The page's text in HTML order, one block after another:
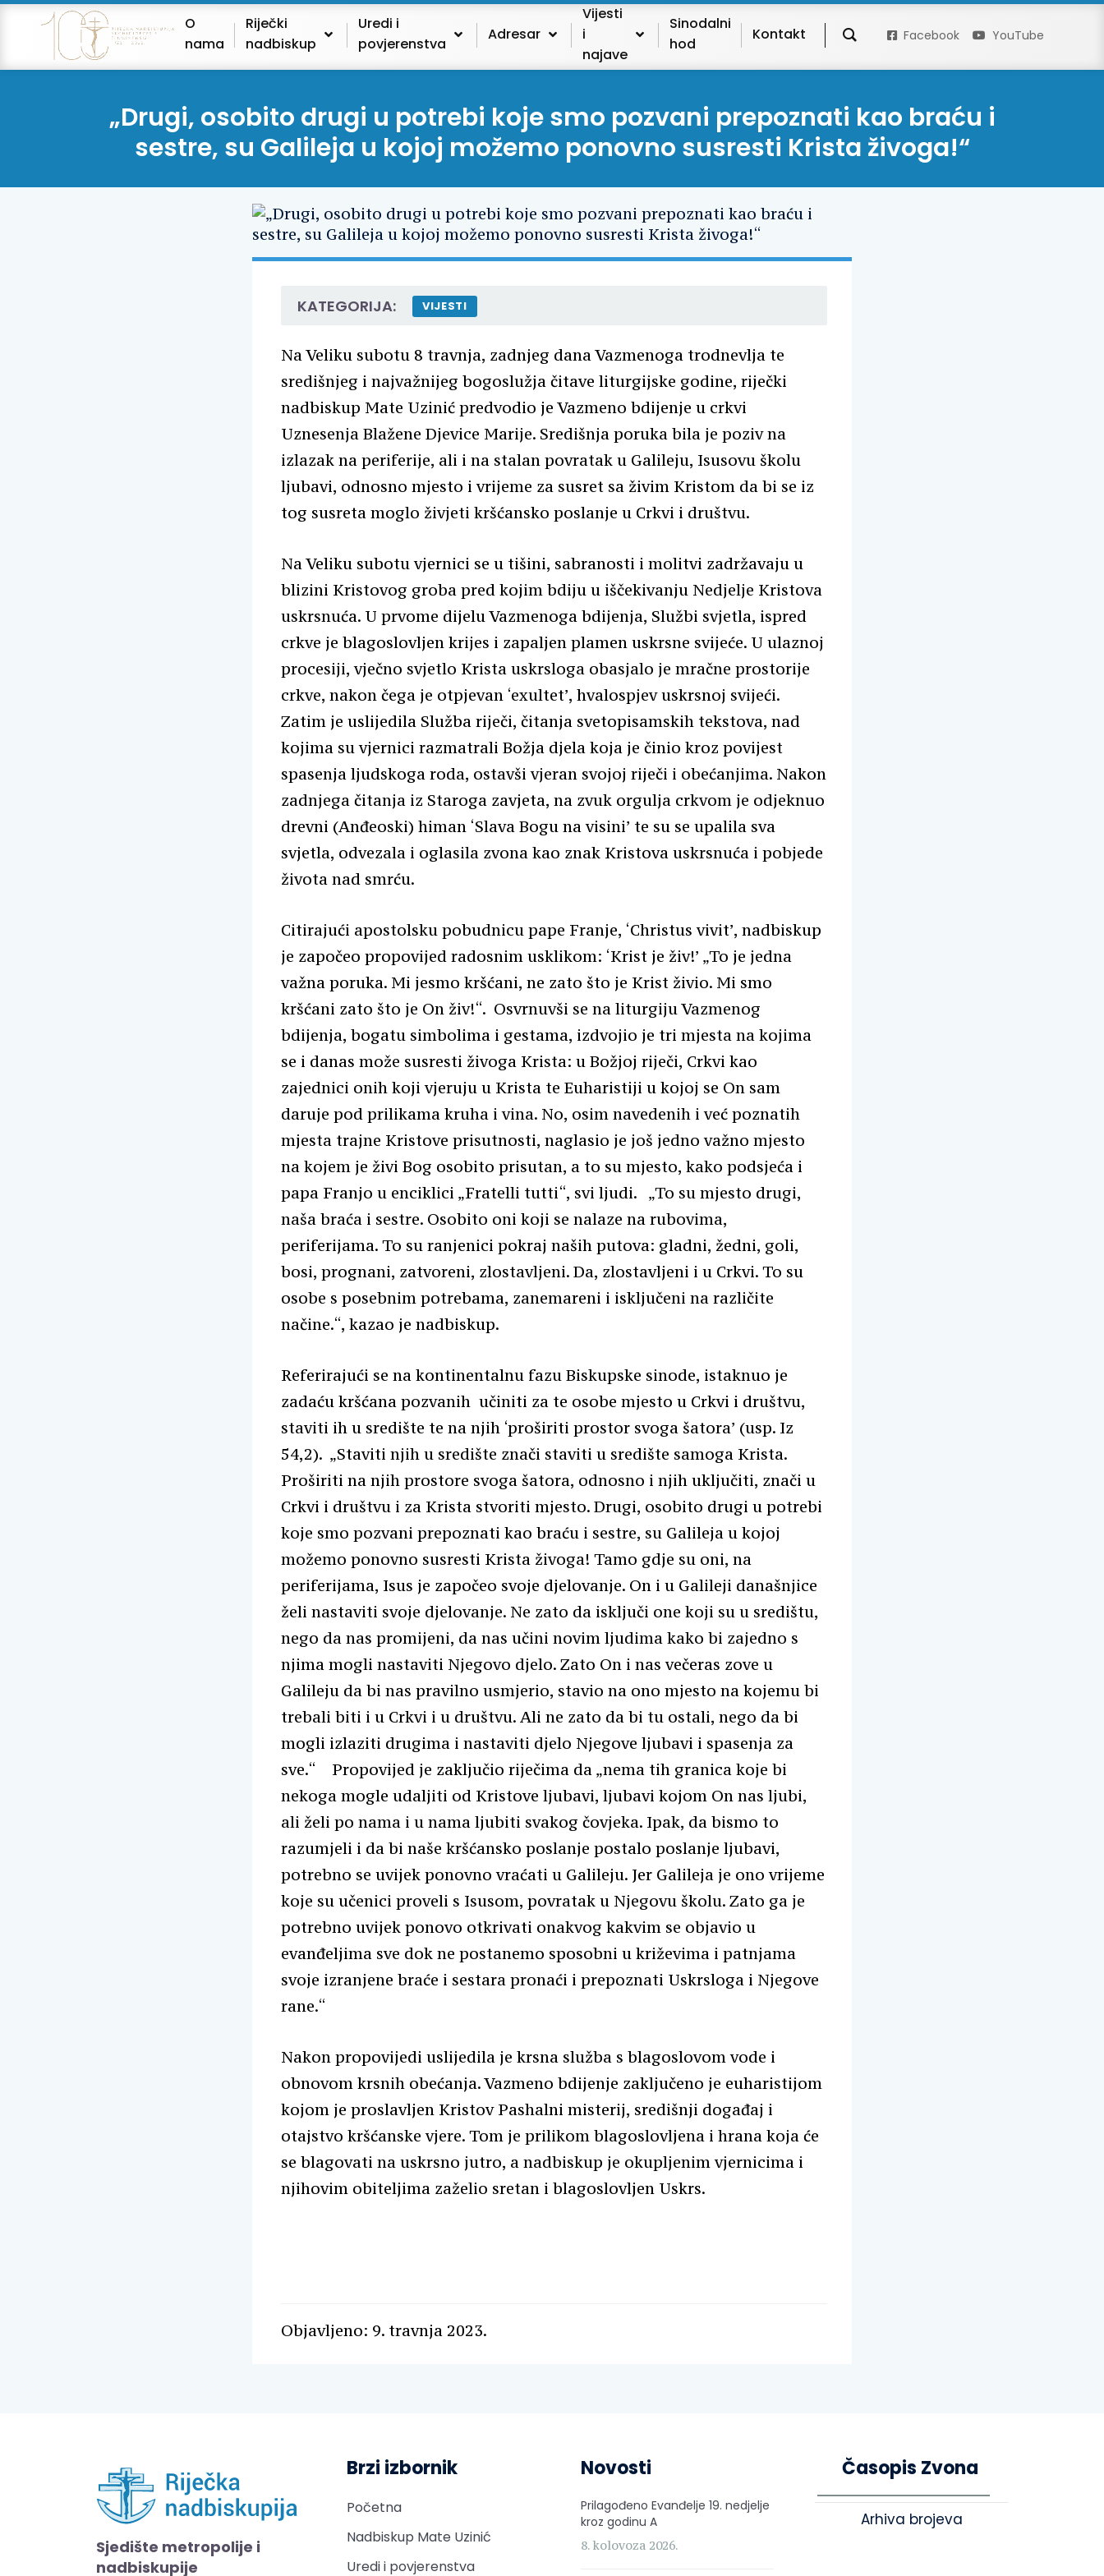
O
nama
Riječki
nadbiskup
Uredi i
povjerenstva
Adresar
Vijesti
i
najave
Sinodalni
hod
Kontakt Facebook YouTube
„Drugi, osobito drugi u potrebi koje smo pozvani prepoznati kao braću i
sestre, su Galileja u kojoj možemo ponovno susresti Krista živoga!“
KATEGORIJA: VIJESTI
Na Veliku subotu 8 travnja, zadnjeg dana Vazmenoga trodnevlja te
središnjeg i najvažnijeg bogoslužja čitave liturgijske godine, riječki
nadbiskup Mate Uzinić predvodio je Vazmeno bdijenje u crkvi
Uznesenja Blažene Djevice Marije. Središnja poruka bila je poziv na
izlazak na periferije, ali i na stalan povratak u Galileju, Isusovu školu
ljubavi, odnosno mjesto i vrijeme za susret sa živim Kristom da bi se iz
tog susreta moglo živjeti kršćansko poslanje u Crkvi i društvu.
Na Veliku subotu vjernici se u tišini, sabranosti i molitvi zadržavaju u
blizini Kristovog groba pred kojim bdiju u iščekivanju Nedjelje Kristova
uskrsnuća. U prvome dijelu Vazmenoga bdijenja, Službi svjetla, ispred
crkve je blagoslovljen krijes i zapaljen plamen uskrsne svijeće. U ulaznoj
procesiji, vječno svjetlo Krista uskrsloga obasjalo je mračne prostorije
crkve, nakon čega je otpjevan ‘exultet’, hvalospjev uskrsnoj svijeći.
Zatim je uslijedila Služba riječi, čitanja svetopisamskih tekstova, nad
kojima su vjernici razmatrali Božja djela koja je činio kroz povijest
spasenja ljudskoga roda, ostavši vjeran svojoj riječi i obećanjima. Nakon
zadnjega čitanja iz Staroga zavjeta, na zvuk orgulja crkvom je odjeknuo
drevni (Anđeoski) himan ‘Slava Bogu na visini’ te su se upalila sva
svjetla, odvezala i oglasila zvona kao znak Kristova uskrsnuća i pobjede
života nad smrću.
Citirajući apostolsku pobudnicu pape Franje, ‘Christus vivit’, nadbiskup
je započeo propovijed radosnim usklikom: ‘Krist je živ!’ „To je jedna
važna poruka. Mi jesmo kršćani, ne zato što je Krist živio. Mi smo
kršćani zato što je On živ!“. Osvrnuvši se na liturgiju Vazmenog
bdijenja, bogatu simbolima i gestama, izdvojio je tri mjesta na kojima
se i danas može susresti živoga Krista: u Božjoj riječi, Crkvi kao
zajednici onih koji vjeruju u Krista te Euharistiji u kojoj se On sam
daruje pod prilikama kruha i vina. No, osim navedenih i već poznatih
mjesta trajne Kristove prisutnosti, naglasio je još jedno važno mjesto
na kojem je živi Bog osobito prisutan, a to su mjesto, kako podsjeća i
papa Franjo u enciklici „Fratelli tutti“, svi ljudi. „To su mjesto drugi,
naša braća i sestre. Osobito oni koji se nalaze na rubovima,
periferijama. To su ranjenici pokraj naših putova: gladni, žedni, goli,
bosi, prognani, zatvoreni, zlostavljeni. Da, zlostavljeni i u Crkvi. To su
osobe s posebnim potrebama, zanemareni i isključeni na različite
načine.“, kazao je nadbiskup.
Referirajući se na kontinentalnu fazu Biskupske sinode, istaknuo je
zadaću kršćana pozvanih učiniti za te osobe mjesto u Crkvi i društvu,
staviti ih u središte te na njih ‘proširiti prostor svoga šatora’ (usp. Iz
54,2). „Staviti njih u središte znači staviti u središte samoga Krista.
Proširiti na njih prostore svoga šatora, odnosno i njih uključiti, znači u
Crkvi i društvu i za Krista stvoriti mjesto. Drugi, osobito drugi u potrebi
koje smo pozvani prepoznati kao braću i sestre, su Galileja u kojoj
možemo ponovno susresti Krista živoga! Tamo gdje su oni, na
periferijama, Isus je započeo svoje djelovanje. On i u Galileji današnjice
želi nastaviti svoje djelovanje. Ne zato da isključi one koji su u središtu,
nego da nas promijeni, da nas učini novim ljudima kako bi zajedno s
njima mogli nastaviti Njegovo djelo. Zato On i nas večeras zove u
Galileju da bi nas pravilno usmjerio, stavio na ono mjesto na kojemu bi
trebali biti i u Crkvi i u društvu. Ali ne zato da bi tu ostali, nego da bi
mogli izlaziti drugima i nastaviti djelo Njegove ljubavi i spasenja za
sve.“ Propovijed je zaključio riječima da „nema tih granica koje bi
nekoga mogle udaljiti od Kristove ljubavi, ljubavi kojom On nas ljubi,
ali želi po nama i u nama ljubiti svakog čovjeka. Ipak, da bismo to
razumjeli i da bi naše kršćansko poslanje postalo poslanje ljubavi,
potrebno se uvijek ponovno vraćati u Galileju. Jer Galileja je ono vrijeme
koje su učenici proveli s Isusom, povratak u Njegovu školu. Zato ga je
potrebno uvijek ponovo otkrivati onakvog kakvim se objavio u
evanđeljima sve dok ne postanemo sposobni u križevima i patnjama
svoje izranjene braće i sestara pronaći i prepoznati Uskrsloga i Njegove
rane.“
Nakon propovijedi uslijedila je krsna služba s blagoslovom vode i
obnovom krsnih obećanja. Vazmeno bdijenje zaključeno je euharistijom
kojom je proslavljen Kristov Pashalni misterij, središnji događaj i
otajstvo kršćanske vjere. Tom je prilikom blagoslovljena i hrana koja će
se blagovati na uskrsno jutro, a nadbiskup je okupljenim vjernicima i
njihovim obiteljima zaželio sretan i blagoslovljen Uskrs.
Objavljeno: 9. travnja 2023.
Sjedište metropolije i
nadbiskupije
Brzi izbornik
Početna
Nadbiskup Mate Uzinić
Uredi i povjerenstva
Novosti
Prilagođeno Evanđelje 19. nedjelje
kroz godinu A
8. kolovoza 2026.
Časopis Zvona
Arhiva brojeva